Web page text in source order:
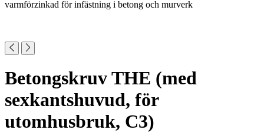
Betongskruv THE (med
sexkantshuvud, för
utomhusbruk, C3)